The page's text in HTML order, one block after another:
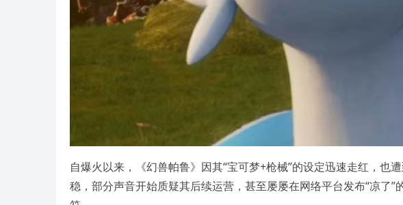
自爆火以来，《幻兽帕鲁》因其“宝可梦+枪械”的设定迅速走红，也
稳，部分声音开始质疑其后续运营，甚至屡屡在网络平台发布“凉了